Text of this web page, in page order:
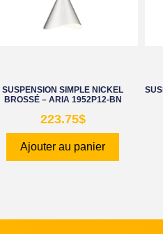
SUSPENSION SIMPLE NICKEL
BROSSÉ – ARIA 1952P12-BN
223.75$
Ajouter au panier